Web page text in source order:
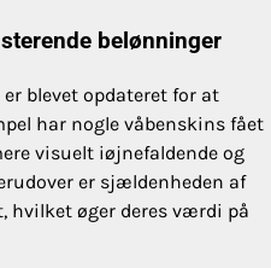
belønninger
blevet opdateret for at
har nogle våbenskins fået
visuelt iøjnefaldende og
er sjældenheden af
hvilket øger deres værdi på